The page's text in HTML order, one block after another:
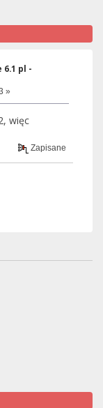
6.1 pl -
»
więc
Zapisane